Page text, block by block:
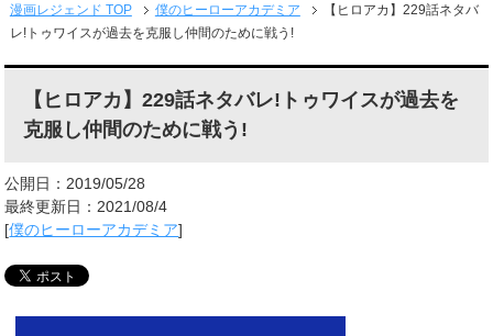
漫画レジェンド TOP 僕のヒーローアカデミア
【ヒロアカ】229話ネタバ
レ!トゥワイスが過去を克服し仲間のために戦う!
【ヒロアカ】229話ネタバレ!トゥワイスが過去を
克服し仲間のために戦う!
公開日：2019/05/28
最終更新日：2021/08/4
[僕のヒーローアカデミア]